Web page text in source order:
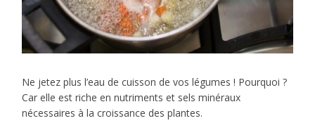
Ne jetez plus l’eau de cuisson de vos légumes ! Pourquoi ?
Car elle est riche en nutriments et sels minéraux
nécessaires à la croissance des plantes.